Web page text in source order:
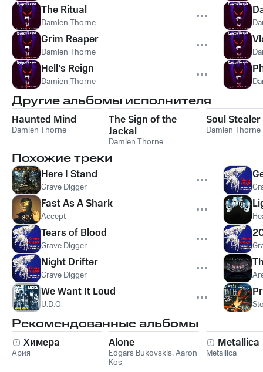
The Ritual
Damien Thorne
Grim Reaper
Damien Thorne
Hell's Reign
Damien Thorne
Другие альбомы исполнителя
Haunted Mind
Damien Thorne
The Sign of the
Jackal
Damien Thorne
Soul Stealer
Damien Thorne
Похожие треки
Here I Stand
Grave Digger
Fast As A Shark
Accept
Tears of Blood
Grave Digger
Night Drifter
Grave Digger
We Want It Loud
U.D.O.
Рекомендованные альбомы
Химера
Ария
Alone
Edgars Bukovskis,Aaron
Kos
Metallica
Metallica